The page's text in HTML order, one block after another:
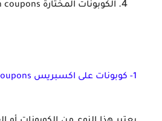
الكوبونات المختارة Selection coupons (تفحص
1- كوبونات على اكسبريس AliExpress coupons